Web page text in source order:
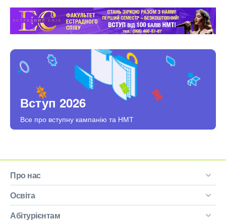
Вступ 2026
Все про вступну кампанію та НМТ
Про нас
Освіта
Абітурієнтам